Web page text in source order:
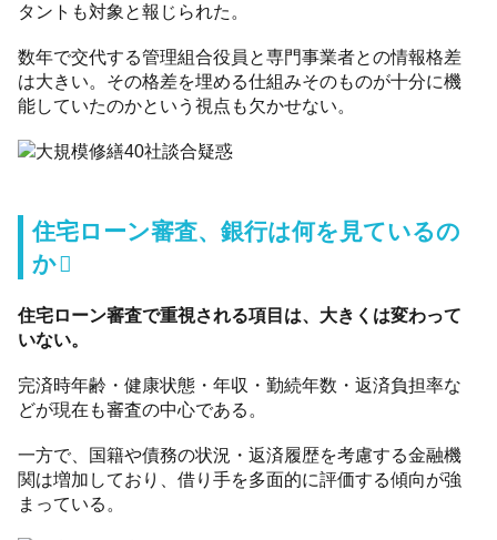
タントも対象と報じられた。
数年で交代する管理組合役員と専門事業者との情報格差
は大きい。その格差を埋める仕組みそのものが十分に機
能していたのかという視点も欠かせない。
住宅ローン審査、銀行は何を見ているの
か
住宅ローン審査で重視される項目は、大きくは変わって
いない。
完済時年齢・健康状態・年収・勤続年数・返済負担率な
どが現在も審査の中心である。
一方で、国籍や債務の状況・返済履歴を考慮する金融機
関は増加しており、借り手を多面的に評価する傾向が強
まっている。